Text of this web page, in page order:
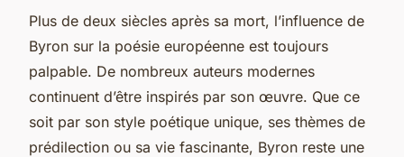
Plus de deux siècles après sa mort, l’influence de
Byron sur la poésie européenne est toujours
palpable. De nombreux auteurs modernes
continuent d’être inspirés par son œuvre. Que ce
soit par son style poétique unique, ses thèmes de
prédilection ou sa vie fascinante, Byron reste une